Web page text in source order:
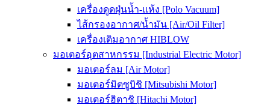
เครื่องดูดฝุ่นน้ำ-แห้ง [Polo Vacuum]
ไส้กรองอากาศ/น้ำมัน [Air/Oil Filter]
เครื่องเติมอากาศ HIBLOW
มอเตอร์อุตสาหกรรม [Industrial Electric Motor]
มอเตอร์ลม [Air Motor]
มอเตอร์มิตซูบิชิ [Mitsubishi Motor]
มอเตอร์ฮิตาชิ [Hitachi Motor]